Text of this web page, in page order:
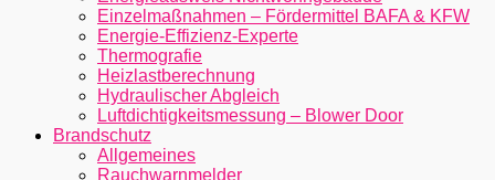
Einzelmaßnahmen – Fördermittel BAFA & KFW
Energie-Effizienz-Experte
Thermografie
Heizlastberechnung
Hydraulischer Abgleich
Luftdichtigkeitsmessung – Blower Door
Brandschutz
Allgemeines
Rauchwarnmelder